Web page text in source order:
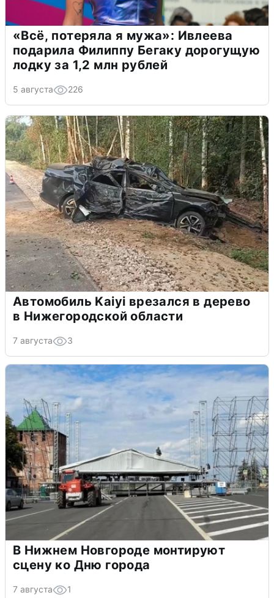
«Всё, потеряла я мужа»: Ивлеева
подарила Филиппу Бегаку дорогущую
лодку за 1,2 млн рублей
5 августа 226
Автомобиль Kaiyi врезался в дерево
в Нижегородской области
7 августа 3
В Нижнем Новгороде монтируют
сцену ко Дню города
7 августа 1